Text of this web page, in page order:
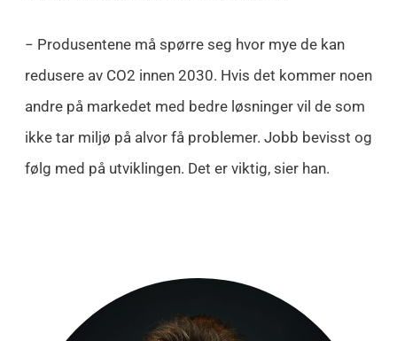
− Produsentene må spørre seg hvor mye de kan
redusere av CO2 innen 2030. Hvis det kommer noen
andre på markedet med bedre løsninger vil de som
ikke tar miljø på alvor få problemer. Jobb bevisst og
følg med på utviklingen. Det er viktig, sier han.